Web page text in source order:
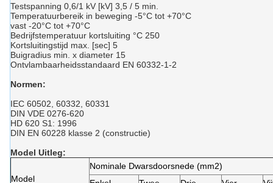
Testspanning 0,6/1 kV [kV] 3,5 / 5 min.
Temperatuurbereik in beweging -5°C tot +70°C
vast -20°C tot +70°C
Bedrijfstemperatuur kortsluiting °C 250
Kortsluitingstijd max. [sec] 5
Buigradius min. x diameter 15
Ontvlambaarheidsstandaard EN 60332-1-2
Normen:
IEC 60502, 60332, 60331
DIN VDE 0276-620
HD 620 S1: 1996
DIN EN 60228 klasse 2 (constructie)
Model Uitleg:
Model
Nominale Dwarsdoorsnede (mm2)